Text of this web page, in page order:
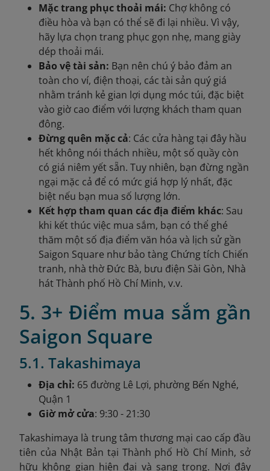
Mặc trang phục thoải mái: Chợ không có
điều hòa và bạn có thể sẽ đi lại nhiều. Vì vậy,
hãy lựa chọn trang phục gọn nhẹ, mang giày
dép thoải mái.
Bảo vệ tài sản: Bạn nên chú ý bảo đảm an
toàn cho ví, điện thoại, các tài sản quý giá
nhằm tránh kẻ gian lợi dụng móc túi, đặc biệt
vào giờ cao điểm với lượng khách tham quan
đông.
Đừng quên mặc cả: Các cửa hàng tại đây hầu
hết không nói thách nhiều, một số quầy còn
có giá niêm yết sẵn. Tuy nhiên, bạn đừng ngần
ngại mặc cả để có mức giá hợp lý nhất, đặc
biệt nếu bạn mua số lượng lớn.
Kết hợp tham quan các địa điểm khác: Sau
khi kết thúc việc mua sắm, bạn có thể ghé
thăm một số địa điểm văn hóa và lịch sử gần
Saigon Square như bảo tàng Chứng tích Chiến
tranh, nhà thờ Đức Bà, bưu điện Sài Gòn, Nhà
hát Thành phố Hồ Chí Minh, v.v.
5. 3+ Điểm mua sắm gần
Saigon Square
5.1. Takashimaya
Địa chỉ: 65 đường Lê Lợi, phường Bến Nghé,
Quận 1
Giờ mở cửa: 9:30 - 21:30
Takashimaya là trung tâm thương mại cao cấp đầu
tiên của Nhật Bản tại Thành phố Hồ Chí Minh, sở
hữu không gian hiện đại và sang trọng. Nơi đây